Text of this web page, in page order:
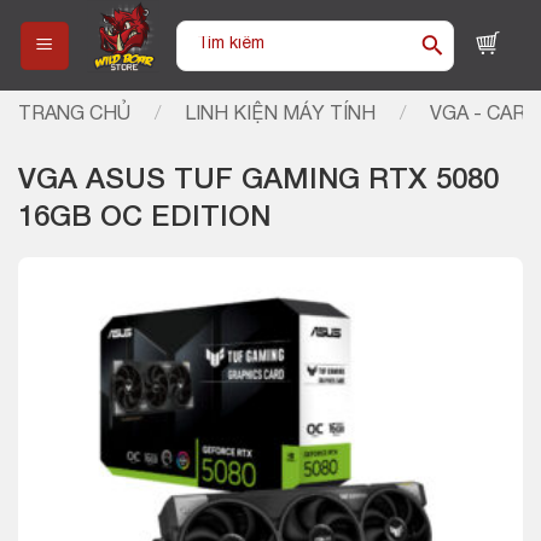
content
Tìm
TRANG CHỦ / LINH KIỆN MÁY TÍNH / VGA -
VGA ASUS TUF GAMING RTX 5080
16GB OC EDITION